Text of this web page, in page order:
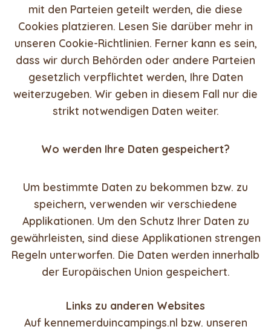
mit den Parteien geteilt werden, die diese
Cookies platzieren. Lesen Sie darüber mehr in
unseren Cookie-Richtlinien. Ferner kann es sein,
dass wir durch Behörden oder andere Parteien
gesetzlich verpflichtet werden, Ihre Daten
weiterzugeben. Wir geben in diesem Fall nur die
strikt notwendigen Daten weiter.
Wo werden Ihre Daten gespeichert?
Um bestimmte Daten zu bekommen bzw. zu
speichern, verwenden wir verschiedene
Applikationen. Um den Schutz Ihrer Daten zu
gewährleisten, sind diese Applikationen strengen
Regeln unterworfen. Die Daten werden innerhalb
der Europäischen Union gespeichert.
Links zu anderen Websites
Auf kennemerduincampings.nl bzw. unseren